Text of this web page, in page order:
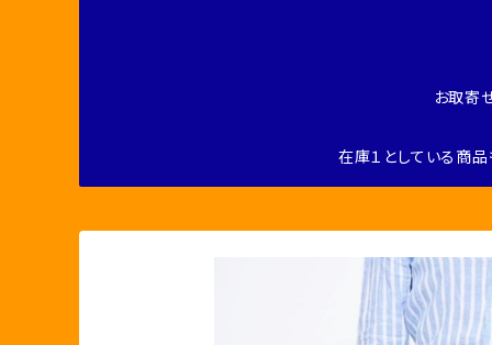
お取寄
在庫１としている商